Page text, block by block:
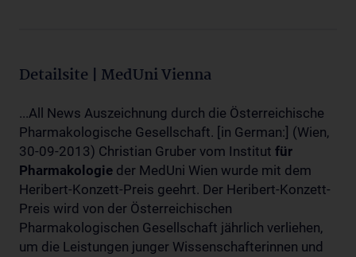
Detailsite | MedUni Vienna
...All News Auszeichnung durch die Österreichische
Pharmakologische Gesellschaft. [in German:] (Wien,
30-09-2013) Christian Gruber vom Institut für
Pharmakologie der MedUni Wien wurde mit dem
Heribert-Konzett-Preis geehrt. Der Heribert-Konzett-
Preis wird von der Österreichischen
Pharmakologischen Gesellschaft jährlich verliehen,
um die Leistungen junger Wissenschafterinnen und